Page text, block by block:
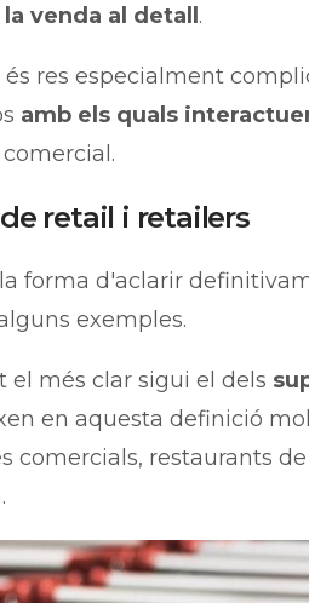
venda al detall .
és res especialment
amb els quals
retail i retailers
forma d'aclarir
exemples.
el més clar sigui el dels
en aquesta definició
comercials, restaurants